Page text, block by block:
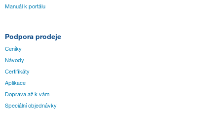
Manuál k portálu
Podpora prodeje
Ceníky
Návody
Certifikáty
Aplikace
Doprava až k vám
Speciální objednávky